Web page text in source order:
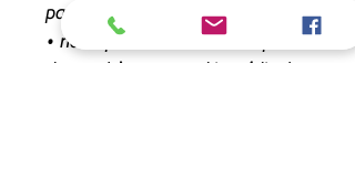
parabènes
• notre formule ne contient pas
de parabènes, 90% d'ingrédient